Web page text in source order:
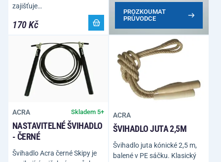
zajišťuje…
170 Kč
PROZKOUMAT
PRŮVODCE
ACRA Skladem 5+
NASTAVITELNÉ ŠVIHADLO
- ČERNÉ
Švihadlo Acra černé Skipy je
ACRA
ŠVIHADLO JUTA 2,5M
Švihadlo juta kónické 2,5 m,
balené v PE sáčku. Klasický